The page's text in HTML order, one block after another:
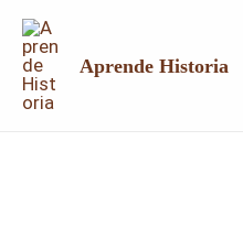
contenido
Aprende Historia